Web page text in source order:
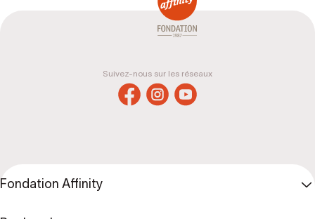
Suivez-nous sur les réseaux
Fondation Affinity